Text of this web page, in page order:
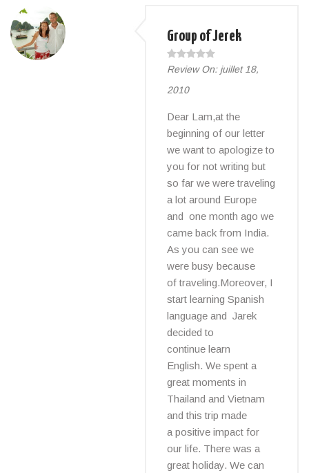
Group of Jerek
Review On: juillet 18,
2010
Dear Lam,at the
beginning of our letter
we want to apologize to
you for not writing but
so far we were traveling
a lot around Europe
and one month ago we
came back from India.
As you can see we
were busy because
of traveling.Moreover, I
start learning Spanish
language and Jarek
decided to
continue learn
English. We spent a
great moments in
Thailand and Vietnam
and this trip made
a positive impact for
our life. There was a
great holiday. We can